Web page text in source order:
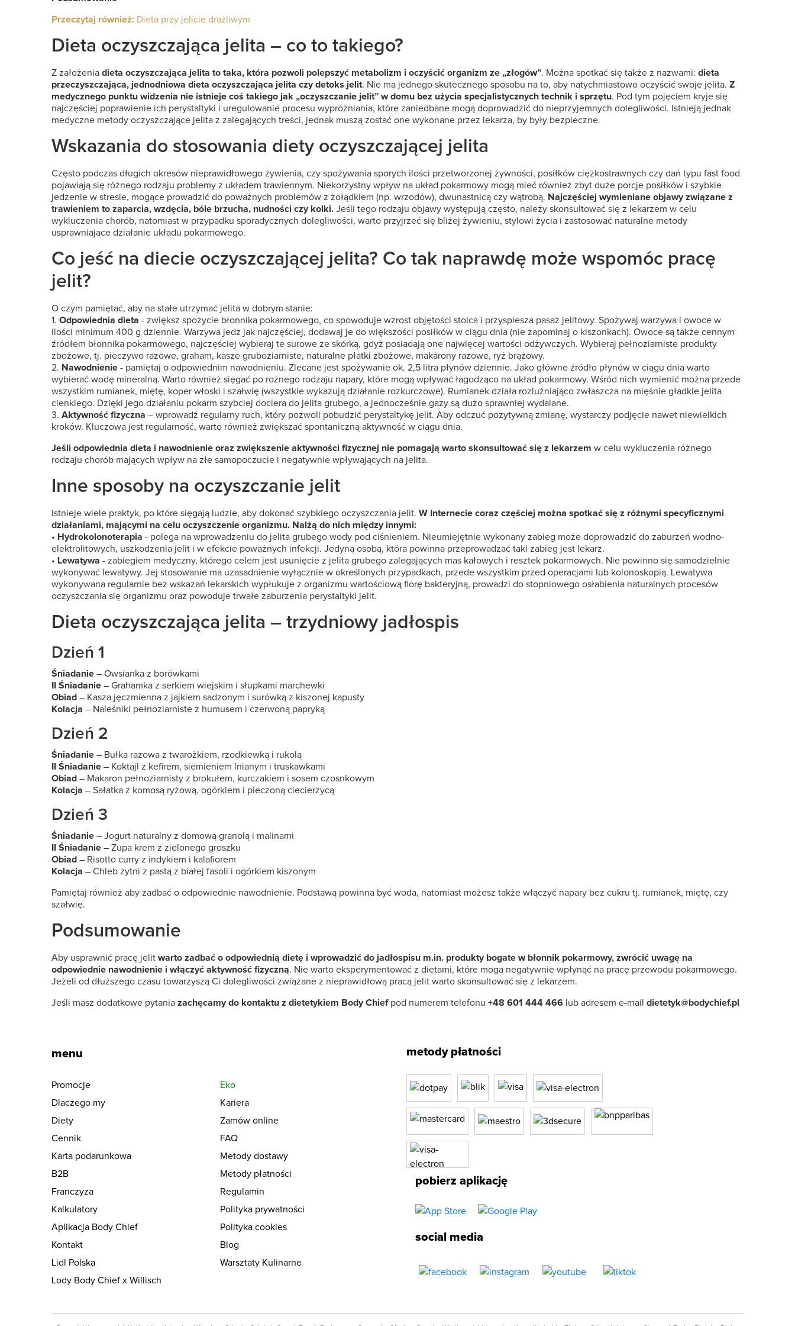
Przeczytaj również: Dieta przy jelicie drażliwym
Dieta oczyszczająca jelita – co to takiego?
Z założenia dieta oczyszczająca jelita to taka, która pozwoli polepszyć metabolizm i oczyścić organizm ze „złogów”. Można spotkać się także z nazwami: dieta
przeczyszczająca, jednodniowa dieta oczyszczająca jelita czy detoks jelit. Nie ma jednego skutecznego sposobu na to, aby natychmiastowo oczyścić swoje jelita. Z
medycznego punktu widzenia nie istnieje coś takiego jak „oczyszczanie jelit” w domu bez użycia specjalistycznych technik i sprzętu. Pod tym pojęciem kryje się
najczęściej poprawienie ich perystaltyki i uregulowanie procesu wypróżniania, które zaniedbane mogą doprowadzić do nieprzyjemnych dolegliwości. Istnieją jednak
medyczne metody oczyszczające jelita z zalegających treści, jednak muszą zostać one wykonane przez lekarza, by były bezpieczne.
Wskazania do stosowania diety oczyszczającej jelita
Często podczas długich okresów nieprawidłowego żywienia, czy spożywania sporych ilości przetworzonej żywności, posiłków ciężkostrawnych czy dań typu fast food
pojawiają się różnego rodzaju problemy z układem trawiennym. Niekorzystny wpływ na układ pokarmowy mogą mieć również zbyt duże porcje posiłków i szybkie
jedzenie w stresie, mogące prowadzić do poważnych problemów z żołądkiem (np. wrzodów), dwunastnicą czy wątrobą. Najczęściej wymieniane objawy związane z
trawieniem to zaparcia, wzdęcia, bóle brzucha, nudności czy kolki. Jeśli tego rodzaju objawy występują często, należy skonsultować się z lekarzem w celu
wykluczenia chorób, natomiast w przypadku sporadycznych dolegliwości, warto przyjrzeć się bliżej żywieniu, stylowi życia i zastosować naturalne metody
usprawniające działanie układu pokarmowego.
Co jeść na diecie oczyszczającej jelita? Co tak naprawdę może wspomóc pracę
jelit?
O czym pamiętać, aby na stałe utrzymać jelita w dobrym stanie:
1. Odpowiednia dieta - zwiększ spożycie błonnika pokarmowego, co spowoduje wzrost objętości stolca i przyspiesza pasaż jelitowy. Spożywaj warzywa i owoce w
ilości minimum 400 g dziennie. Warzywa jedz jak najczęściej, dodawaj je do większości posiłków w ciągu dnia (nie zapominaj o kiszonkach). Owoce są także cennym
źródłem błonnika pokarmowego, najczęściej wybieraj te surowe ze skórką, gdyż posiadają one najwięcej wartości odżywczych. Wybieraj pełnoziarniste produkty
zbożowe, tj. pieczywo razowe, graham, kasze gruboziarniste, naturalne płatki zbożowe, makarony razowe, ryż brązowy.
2. Nawodnienie - pamiętaj o odpowiednim nawodnieniu. Zlecane jest spożywanie ok. 2,5 litra płynów dziennie. Jako główne źródło płynów w ciągu dnia warto
wybierać wodę mineralną. Warto również sięgać po rożnego rodzaju napary, które mogą wpływać łagodząco na układ pokarmowy. Wśród nich wymienić można przede
wszystkim rumianek, miętę, koper włoski i szałwię (wszystkie wykazują działanie rozkurczowe). Rumianek działa rozluźniająco zwłaszcza na mięśnie gładkie jelita
cienkiego. Dzięki jego działaniu pokarm szybciej dociera do jelita grubego, a jednocześnie gazy są dużo sprawniej wydalane.
3. Aktywność fizyczna – wprowadź regularny ruch, który pozwoli pobudzić perystaltykę jelit. Aby odczuć pozytywną zmianę, wystarczy podjęcie nawet niewielkich
kroków. Kluczowa jest regularność, warto również zwiększać spontaniczną aktywność w ciągu dnia.
Jeśli odpowiednia dieta i nawodnienie oraz zwiększenie aktywności fizycznej nie pomagają warto skonsultować się z lekarzem w celu wykluczenia różnego
rodzaju chorób mających wpływ na złe samopoczucie i negatywnie wpływających na jelita.
Inne sposoby na oczyszczanie jelit
Istnieje wiele praktyk, po które sięgają ludzie, aby dokonać szybkiego oczyszczania jelit. W Internecie coraz częściej można spotkać się z różnymi specyficznymi
działaniami, mającymi na celu oczyszczenie organizmu. Nalżą do nich między innymi:
• Hydrokolonoterapia - polega na wprowadzeniu do jelita grubego wody pod ciśnieniem. Nieumiejętnie wykonany zabieg może doprowadzić do zaburzeń wodno-
elektrolitowych, uszkodzenia jelit i w efekcie poważnych infekcji. Jedyną osobą, która powinna przeprowadzać taki zabieg jest lekarz.
• Lewatywa - zabiegiem medyczny, którego celem jest usunięcie z jelita grubego zalegających mas kałowych i resztek pokarmowych. Nie powinno się samodzielnie
wykonywać lewatywy. Jej stosowanie ma uzasadnienie wyłącznie w określonych przypadkach, przede wszystkim przed operacjami lub kolonoskopią. Lewatywa
wykonywana regularnie bez wskazań lekarskich wypłukuje z organizmu wartościową florę bakteryjną, prowadzi do stopniowego osłabienia naturalnych procesów
oczyszczania się organizmu oraz powoduje trwałe zaburzenia perystaltyki jelit.
Dieta oczyszczająca jelita – trzydniowy jadłospis
Dzień 1
Śniadanie – Owsianka z borówkami
II Śniadanie – Grahamka z serkiem wiejskim i słupkami marchewki
Obiad – Kasza jęczmienna z jajkiem sadzonym i surówką z kiszonej kapusty
Kolacja – Naleśniki pełnoziarniste z humusem i czerwoną papryką
Dzień 2
Śniadanie – Bułka razowa z twarożkiem, rzodkiewką i rukolą
II Śniadanie – Koktajl z kefirem, siemieniem lnianym i truskawkami
Obiad – Makaron pełnoziarnisty z brokułem, kurczakiem i sosem czosnkowym
Kolacja – Sałatka z komosą ryżową, ogórkiem i pieczoną ciecierzycą
Dzień 3
Śniadanie – Jogurt naturalny z domową granolą i malinami
II Śniadanie – Zupa krem z zielonego groszku
Obiad – Risotto curry z indykiem i kalafiorem
Kolacja – Chleb żytni z pastą z białej fasoli i ogórkiem kiszonym
Pamiętaj również aby zadbać o odpowiednie nawodnienie. Podstawą powinna być woda, natomiast możesz także włączyć napary bez cukru tj. rumianek, miętę, czy
szałwię.
Podsumowanie
Aby usprawnić pracę jelit warto zadbać o odpowiednią dietę i wprowadzić do jadłospisu m.in. produkty bogate w błonnik pokarmowy, zwrócić uwagę na
odpowiednie nawodnienie i włączyć aktywność fizyczną. Nie warto eksperymentować z dietami, które mogą negatywnie wpłynąć na pracę przewodu pokarmowego.
Jeżeli od dłuższego czasu towarzyszą Ci dolegliwości związane z nieprawidłową pracą jelit warto skonsultować się z lekarzem.
Jeśli masz dodatkowe pytania zachęcamy do kontaktu z dietetykiem Body Chiefpod numerem telefonu +48 601 444 466 lub adresem e-mail dietetyk@bodychief.pl
menu
Promocje
Eko
Dlaczego my
Kariera
Diety
Zamów online
Cennik
FAQ
Karta podarunkowa
Metody dostawy
B2B
Metody płatności
Franczyza
Regulamin
Kalkulatory
Polityka prywatności
Aplikacja Body Chief
Polityka cookies
Kontakt
Blog
Lidl Polska
Warsztaty Kulinarne
Lody Body Chief x Willisch
metody płatności
pobierz aplikację
social media